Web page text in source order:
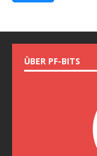
ÜBER PF-BITS